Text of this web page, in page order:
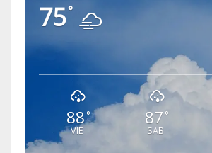
75°
88°
VIE
87 °
SAB